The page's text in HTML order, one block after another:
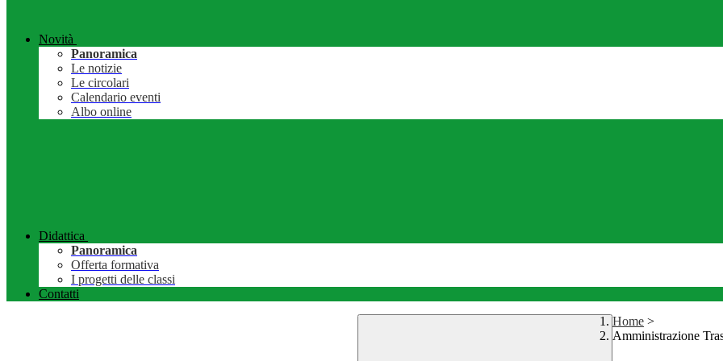
Novità
Panoramica
Le notizie
Le circolari
Calendario eventi
Albo online
Didattica
Panoramica
Offerta formativa
I progetti delle classi
Contatti
Home >
Amministrazione